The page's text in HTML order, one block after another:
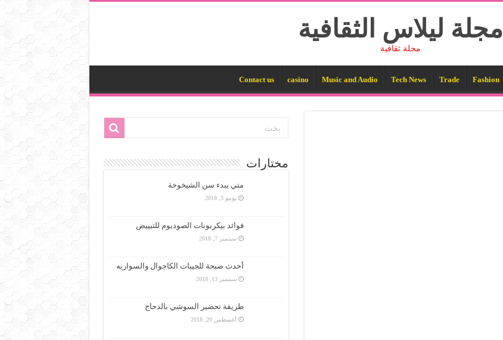
مجلة ليلاس الثقافية
مجلة ثقافية
Fashion
Trade
Tech News
Music and Audio
casino
Contact us
مختارات
متي يبدء سن الشيخوخة
يونيو 3, 2018
فوائد بيكربونات الصوديوم للتبييض
سبتمبر 7, 2018
أحدث صيحة للجيبات الكاجوال والسواريه
سبتمبر 13, 2018
طريقة تحضير السوشي بالدجاج
أغسطس 20, 2018